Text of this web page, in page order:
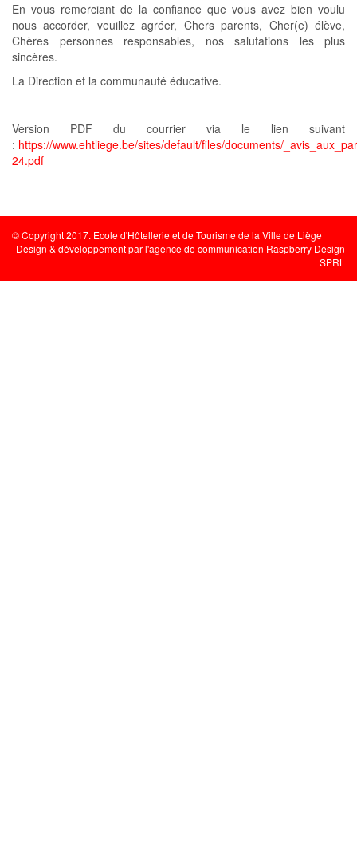
En vous remerciant de la confiance que vous avez bien voulu
nous accorder, veuillez agréer, Chers parents, Cher(e) élève,
Chères personnes responsables, nos salutations les plus
sincères.
La Direction et la communauté éducative.
Version PDF du courrier via le lien suivant
: https://www.ehtliege.be/sites/default/files/documents/
24.pdf
© Copyright 2017. Ecole d'Hôtellerie et de Tourisme de la Ville de Liège
Design & développement par l'agence de communication Raspberry Design
SPRL